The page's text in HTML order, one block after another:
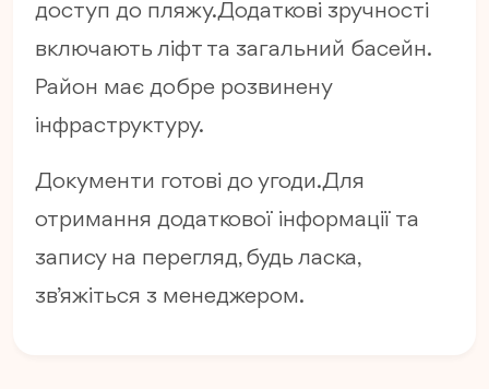
доступ до пляжу. Додаткові зручності
включають ліфт та загальний басейн.
Район має добре розвинену
інфраструктуру.
Документи готові до угоди. Для
отримання додаткової інформації та
запису на перегляд, будь ласка,
зв’яжіться з менеджером.